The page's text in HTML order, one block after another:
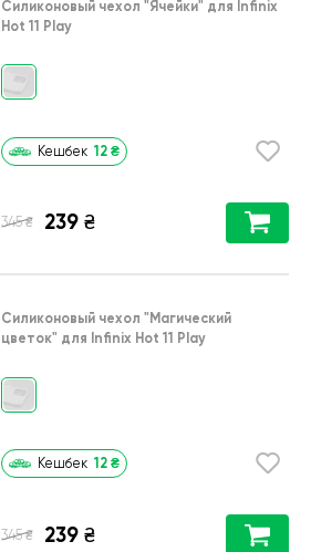
Силиконовый чехол "Ячейки" для Infinix
Hot 11 Play
Кешбек 12 ₴
345 ₴ 239 ₴
Силиконовый чехол "Магический
цветок" для Infinix Hot 11 Play
Кешбек 12 ₴
345 ₴ 239 ₴